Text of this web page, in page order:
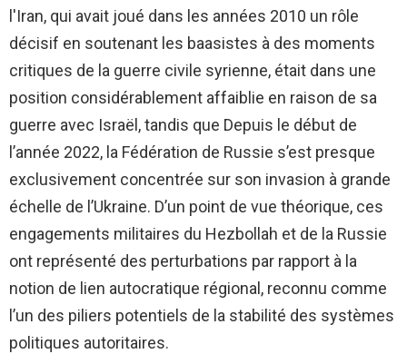
l'Iran, qui avait joué dans les années 2010 un rôle
décisif en soutenant les baasistes à des moments
critiques de la guerre civile syrienne, était dans une
position considérablement affaiblie en raison de sa
guerre avec Israël, tandis que Depuis le début de
l’année 2022, la Fédération de Russie s’est presque
exclusivement concentrée sur son invasion à grande
échelle de l’Ukraine. D’un point de vue théorique, ces
engagements militaires du Hezbollah et de la Russie
ont représenté des perturbations par rapport à la
notion de lien autocratique régional, reconnu comme
l’un des piliers potentiels de la stabilité des systèmes
politiques autoritaires.